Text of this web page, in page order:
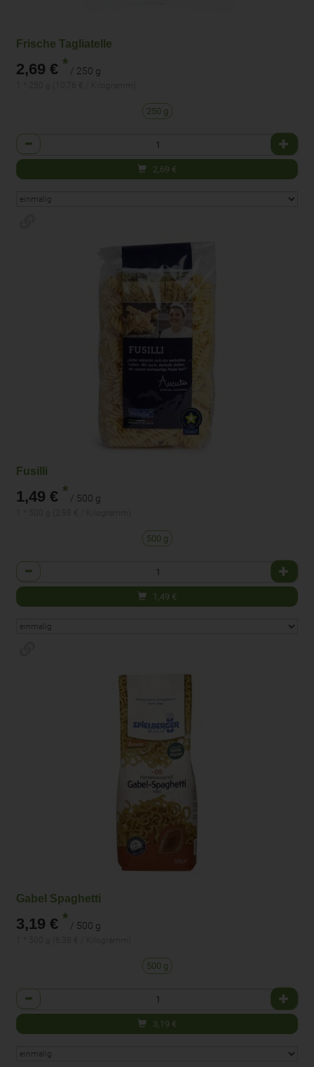
Frische Tagliatelle
2,69 € * / 250 g
250 g
Anzahl
2,69 €
Fusilli
1,49 € * / 500 g
500 g
Anzahl
1,49 €
Gabel Spaghetti
3,19 € * / 500 g
500 g
Anzahl
3,19 €